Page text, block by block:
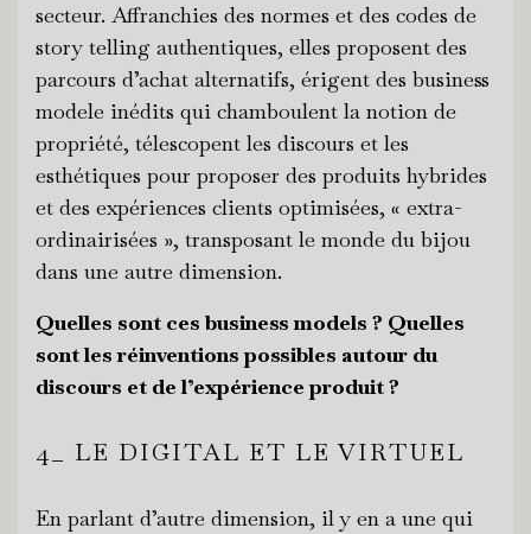
secteur. Affranchies des normes et des codes de
story telling authentiques, elles proposent des
parcours d’achat alternatifs, érigent des business
modele inédits qui chamboulent la notion de
propriété, télescopent les discours et les
esthétiques pour proposer des produits hybrides
et des expériences clients optimisées, « extra-
ordinairisées », transposant le monde du bijou
dans une autre dimension.
Quelles sont ces business models ? Quelles
sont les réinventions possibles autour du
discours et de l’expérience produit ?
4_ LE DIGITAL ET LE VIRTUEL
En parlant d’autre dimension, il y en a une qui